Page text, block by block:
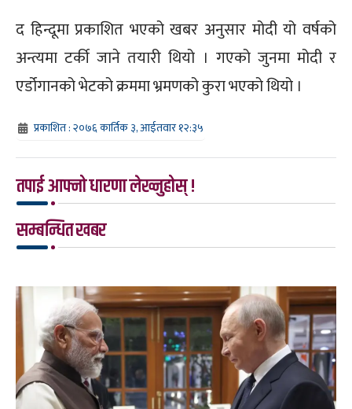
द हिन्दूमा प्रकाशित भएको खबर अनुसार मोदी यो वर्षको
अन्त्यमा टर्की जाने तयारी थियो । गएको जुनमा मोदी र
एर्डोगानको भेटको क्रममा भ्रमणको कुरा भएको थियो ।
प्रकाशित : २०७६ कार्तिक ३, आईतवार १२:३५
तपाई आफ्नो धारणा लेख्नुहोस् !
सम्बन्धित खबर